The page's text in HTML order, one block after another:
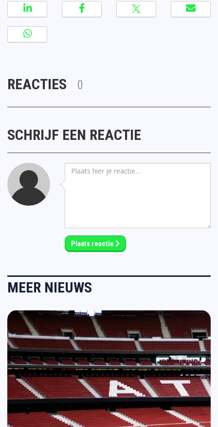
REACTIES 0
SCHRIJF EEN REACTIE
Plaats reactie
MEER NIEUWS